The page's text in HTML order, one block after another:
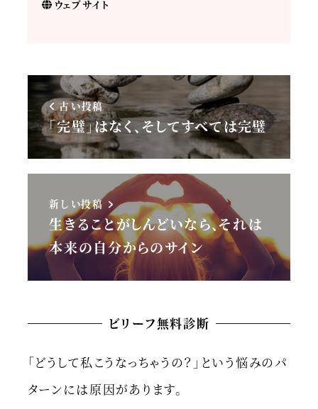
ウェブサイト
古い投稿
「完璧」はなく、そしてすべては完璧
新しい投稿
生きることがしんどいなら、それは
本来の自分からのサイン
ビリーフ無料診断
「どうして私こうなっちゃうの？」という悩みのパ
ターンには原因があります。